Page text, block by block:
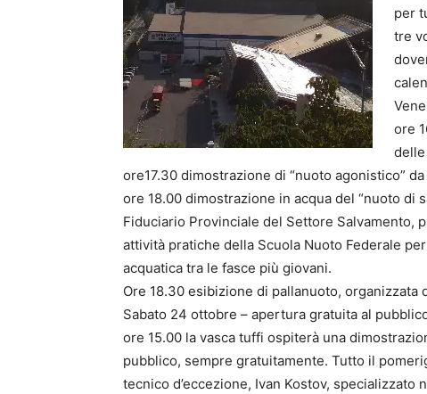
per
tre
ore
ore17.30 dimostrazione di “nuoto agonistico”
ore 18.00 dimostrazione in acqua del “nuoto di
Fiduciario Provinciale del Settore Salvamento,
attività pratiche della Scuola Nuoto Federale
acquatica tra le fasce più giovani.
Ore 18.30 esibizione di pallanuoto, organizzata
Sabato 24 ottobre – apertura gratuita al
ore 15.00 la vasca tuffi ospiterà una
pubblico, sempre gratuitamente. Tutto il
tecnico d’eccezione, Ivan Kostov,